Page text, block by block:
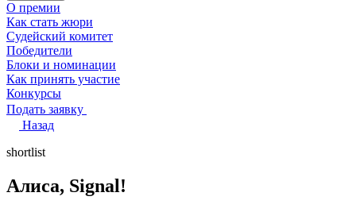
О премии
Как стать жюри
Судейский комитет
Победители
Блоки и номинации
Как принять участие
Конкурсы
Подать заявку
Назад
shortlist
Алиса, Signal!